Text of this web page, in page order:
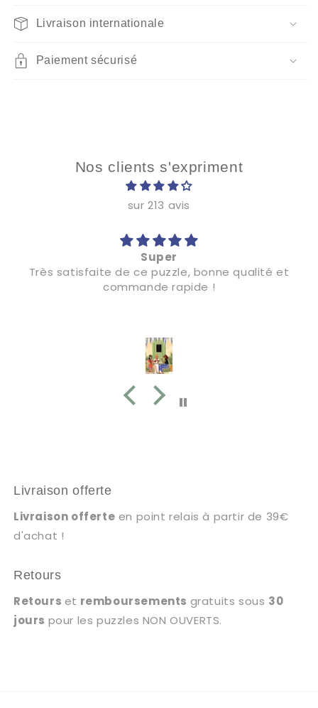
Livraison internationale
Paiement sécurisé
Nos clients s'expriment
sur 213 avis
Super
Très satisfaite de ce puzzle, bonne qualité et
commande rapide !
Livraison offerte
Livraison offerte en point relais à partir de 39€
d'achat !
Retours
Retours et remboursements gratuits sous 30
jours pour les puzzles NON OUVERTS.